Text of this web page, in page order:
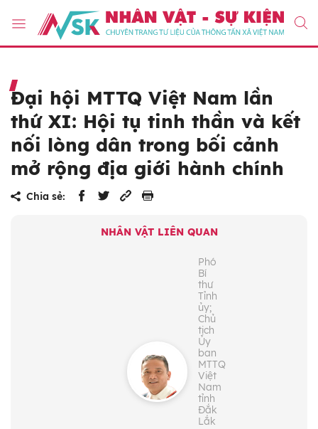
Đại hội MTTQ Việt Nam lần
thứ XI: Hội tụ tinh thần và kết
nối lòng dân trong bối cảnh
mở rộng địa giới hành chính
Chia sẻ:
NHÂN VẬT LIÊN QUAN
Phó
Bí
thư
Tỉnh
ủy;
Chủ
tịch
Ủy
ban
MTTQ
Việt
Nam
tỉnh
Đắk
Lắk